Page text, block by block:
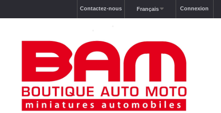
Connexion
Français
Contactez-nous